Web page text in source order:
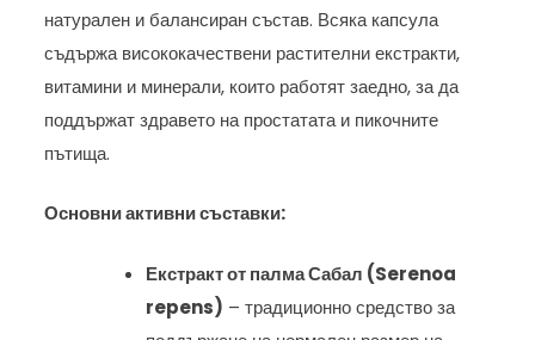
натурален и балансиран състав. Всяка капсула
съдържа висококачествени растителни екстракти,
витамини и минерали, които работят заедно, за да
поддържат здравето на простатата и пикочните
пътища.
Основни активни съставки:
Екстракт от палма Сабал (Serenoa
repens) – традиционно средство за